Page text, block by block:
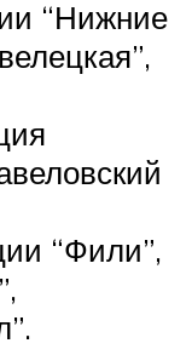
“Нижние
“Фили”,